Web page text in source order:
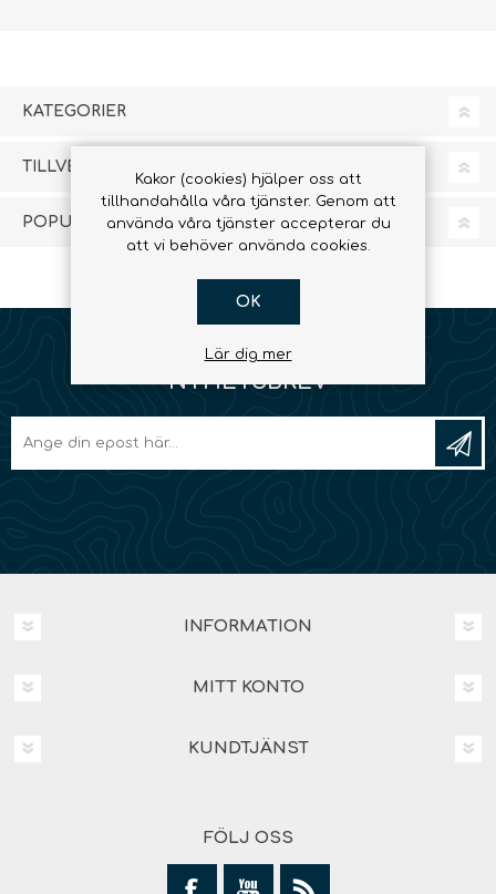
KATEGORIER
TILLVERKARE
POPULÄRA TAGGAR
NYHETSBREV
INFORMATION
MITT KONTO
KUNDTJÄNST
FÖLJ OSS
Kakor (cookies) hjälper oss att
tillhandahålla våra tjänster. Genom att
använda våra tjänster accepterar du
att vi behöver använda cookies.
OK
Lär dig mer